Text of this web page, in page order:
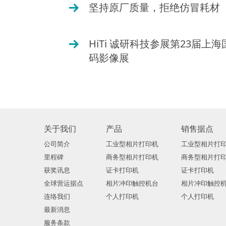
O 坚持原厂质量，拒绝仿冒耗材
O
HiTi 诚研科技参展第23届上
码影像展
关于我们
公司简介
里程碑
获奖讯息
全球营运据点
连络我们
最新消息
服务条款
产品
工业型相片打印机
商务型相片打印机
证卡打印机
相片冲印触控机台
个人打印机
销售据点
工业型相片打
商务型相片打
证卡打印机
相片冲印触控
个人打印机